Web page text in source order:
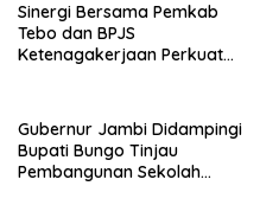
Sinergi Bersama Pemkab
Tebo dan BPJS
Ketenagakerjaan Perkuat
Gubernur Jambi Didampingi
Bupati Bungo Tinjau
Pembangunan Sekolah